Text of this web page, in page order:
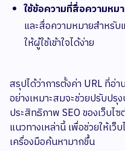
ใช้ข้อความที่สื่อความหม
และสื่อความหมายสำหรั
ให้ผู้ใช้เข้าใจได้ง่าย​
สรุปได้ว่าการตั้งค่า URL ที่อ่
อย่างเหมาะสมจะช่วยปรับป
ประสิทธิภาพ SEO ของเว็บ
แนวทางเหล่านี้ เพื่อช่วยให้เ
เครื่องมือค้นหามากขึ้น​